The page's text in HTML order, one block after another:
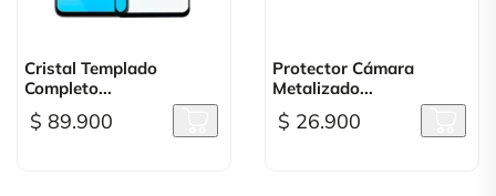
Cristal Templado
Completo...
$ 89.900
Protector Cámara
Metalizado...
$ 26.900